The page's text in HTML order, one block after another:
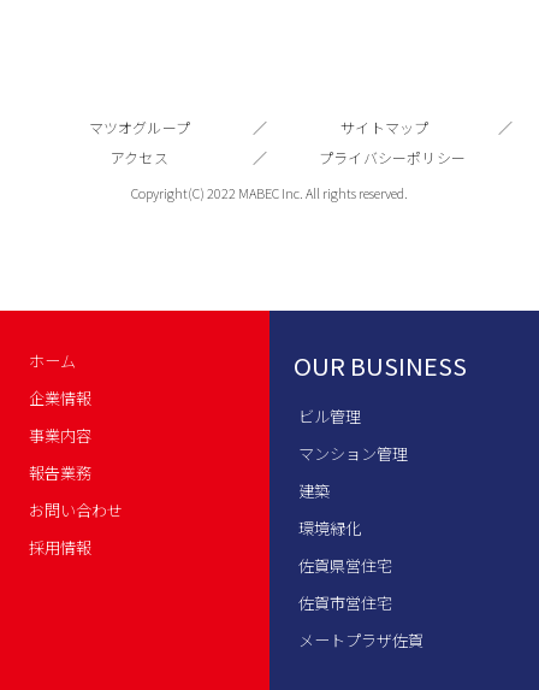
マツオグループ
サイトマップ
アクセス
プライバシーポリシー
Copyright(C) 2022 MABEC Inc. All rights reserved.
ホーム
企業情報
事業内容
報告業務
お問い合わせ
採用情報
OUR BUSINESS
ビル管理
マンション管理
建築
環境緑化
佐賀県営住宅
佐賀市営住宅
メートプラザ佐賀